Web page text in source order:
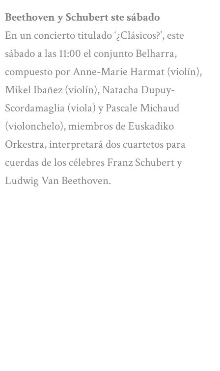
Beethoven y Schubert ste sábado
En un concierto titulado ‘¿Clásicos?’, este
sábado a las 11:00 el conjunto Belharra,
compuesto por Anne-Marie Harmat (violín),
Mikel Ibañez (violín), Natacha Dupuy-
Scordamaglia (viola) y Pascale Michaud
(violonchelo), miembros de Euskadiko
Orkestra, interpretará dos cuartetos para
cuerdas de los célebres Franz Schubert y
Ludwig Van Beethoven.